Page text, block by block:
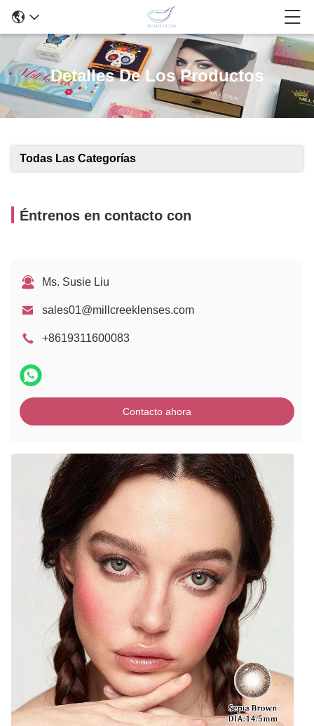
Detalles De Los Productos
Todas Las Categorías
Éntrenos en contacto con
Ms. Susie Liu
sales01@millcreeklenses.com
+8619311600083
Contacto ahora